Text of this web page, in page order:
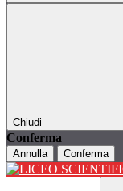
Chiudi
Conferma
Annulla Conferma